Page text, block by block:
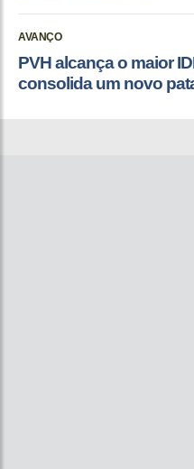
AVANÇO
PVH alcança o maior
consolida um novo